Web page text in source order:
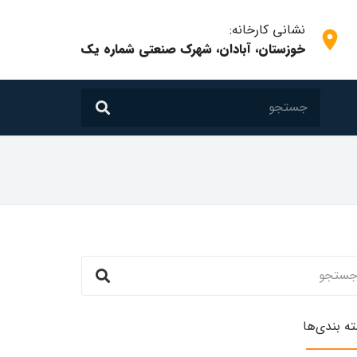
room
نشانی کارخانه:
خوزستان، آبادان، شهرک صنعتی شماره یک
بندی‌ها